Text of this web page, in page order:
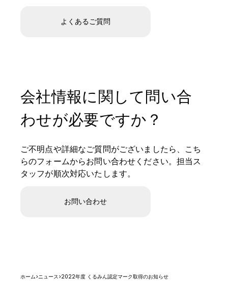
よくあるご質問
会社情報に関して問い合
わせが必要ですか？
ご不明点や詳細なご質問がございましたら、こち
らのフォームからお問い合わせください。担当ス
タッフが順次対応いたします。
お問い合わせ
ホーム>ニュース>2022年度 くるみん認定マーク取得のお知らせ